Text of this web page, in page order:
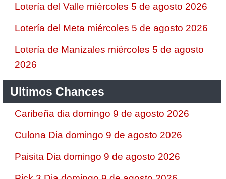
Lotería del Valle miércoles 5 de agosto 2026
Lotería del Meta miércoles 5 de agosto 2026
Lotería de Manizales miércoles 5 de agosto
2026
Ultimos Chances
Caribeña dia domingo 9 de agosto 2026
Culona Dia domingo 9 de agosto 2026
Paisita Dia domingo 9 de agosto 2026